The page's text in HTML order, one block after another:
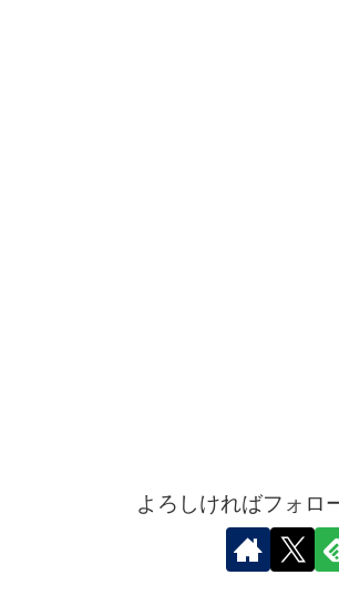
よろしければフォロ